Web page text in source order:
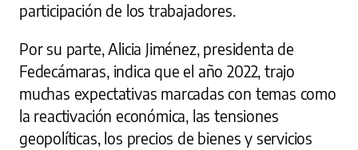
participación de los trabajadores.
Por su parte, Alicia Jiménez, presidenta de
Fedecámaras, indica que el año 2022, trajo
muchas expectativas marcadas con temas como
la reactivación económica, las tensiones
geopolíticas, los precios de bienes y servicios